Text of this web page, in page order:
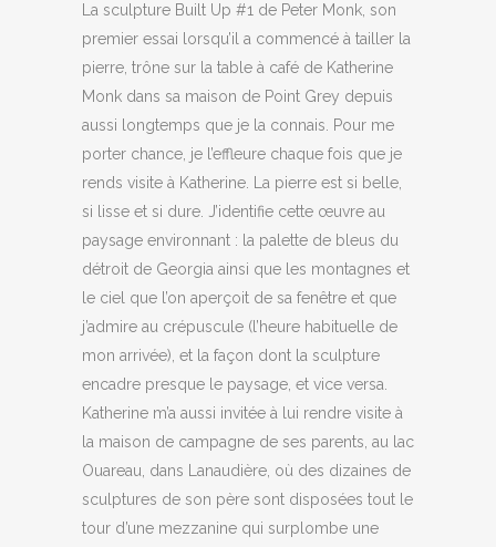
La sculpture Built Up #1 de Peter Monk, son
premier essai lorsqu’il a commencé à tailler la
pierre, trône sur la table à café de Katherine
Monk dans sa maison de Point Grey depuis
aussi longtemps que je la connais. Pour me
porter chance, je l’effleure chaque fois que je
rends visite à Katherine. La pierre est si belle,
si lisse et si dure. J’identifie cette œuvre au
paysage environnant : la palette de bleus du
détroit de Georgia ainsi que les montagnes et
le ciel que l’on aperçoit de sa fenêtre et que
j’admire au crépuscule (l’heure habituelle de
mon arrivée), et la façon dont la sculpture
encadre presque le paysage, et vice versa.
Katherine m’a aussi invitée à lui rendre visite à
la maison de campagne de ses parents, au lac
Ouareau, dans Lanaudière, où des dizaines de
sculptures de son père sont disposées tout le
tour d’une mezzanine qui surplombe une